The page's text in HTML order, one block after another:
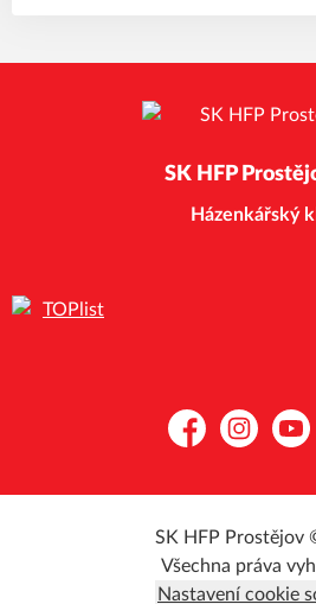
SK HFP
Házenkářský
FacebookInstagram
SK HFP Prostějov
Všechna práva
Nastavení cookie